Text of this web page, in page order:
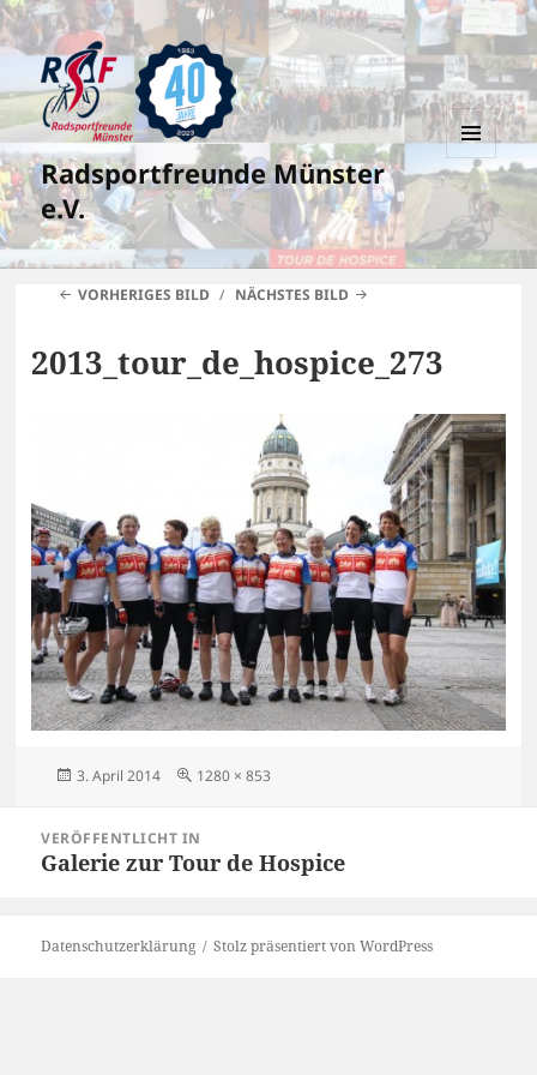
Radsportfreunde Münster
e.V.
MENÜ
UND
WIDGETS
VORHERIGES BILD NÄCHSTES BILD
2013_tour_de_hospice_273
Veröffentlicht
3. April 2014 Originalgröße
1280 × 853
VERÖFFENTLICHT IN
Galerie zur Tour de Hospice
Datenschutzerklärung Stolz präsentiert von WordPress